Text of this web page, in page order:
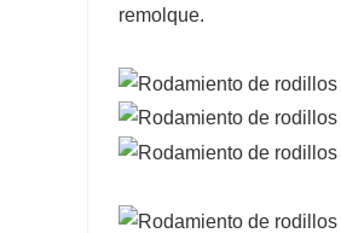
remolque.